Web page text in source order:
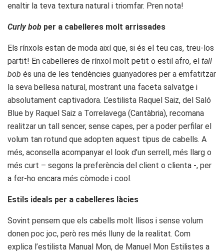
enaltir la teva textura natural i triomfar. Pren nota!
Curly bob per a cabelleres molt arrissades
Els rínxols estan de moda així que, si és el teu cas, treu-los
partit! En cabelleres de rínxol molt petit o estil afro, el tall
bob és una de les tendències guanyadores per a emfatitzar
la seva bellesa natural, mostrant una faceta salvatge i
absolutament captivadora. L’estilista Raquel Saiz, del Saló
Blue by Raquel Saiz a Torrelavega (Cantàbria), recomana
realitzar un tall sencer, sense capes, per a poder perfilar el
volum tan rotund que adopten aquest tipus de cabells. A
més, aconsella acompanyar el look d’un serrell, més llarg o
més curt – segons la preferència del client o clienta -, per
a fer-ho encara més còmode i cool.
Estils ideals per a cabelleres làcies
Sovint pensem que els cabells molt llisos i sense volum
donen poc joc, però res més lluny de la realitat. Com
explica l’estilista Manual Mon, de Manuel Mon Estilistes a